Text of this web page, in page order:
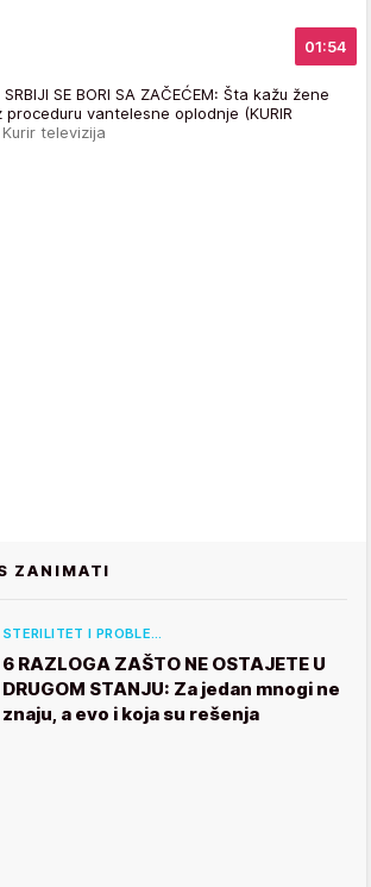
01:54
SRBIJI SE BORI SA ZAČEĆEM: Šta kažu žene
vantelesne oplodnje (KURIR
televizija
ZANIMATI
STERILITET I PROBLE…
6 RAZLOGA ZAŠTO NE OSTAJETE U
DRUGOM STANJU: Za jedan mnogi ne
znaju, a evo i koja su rešenja